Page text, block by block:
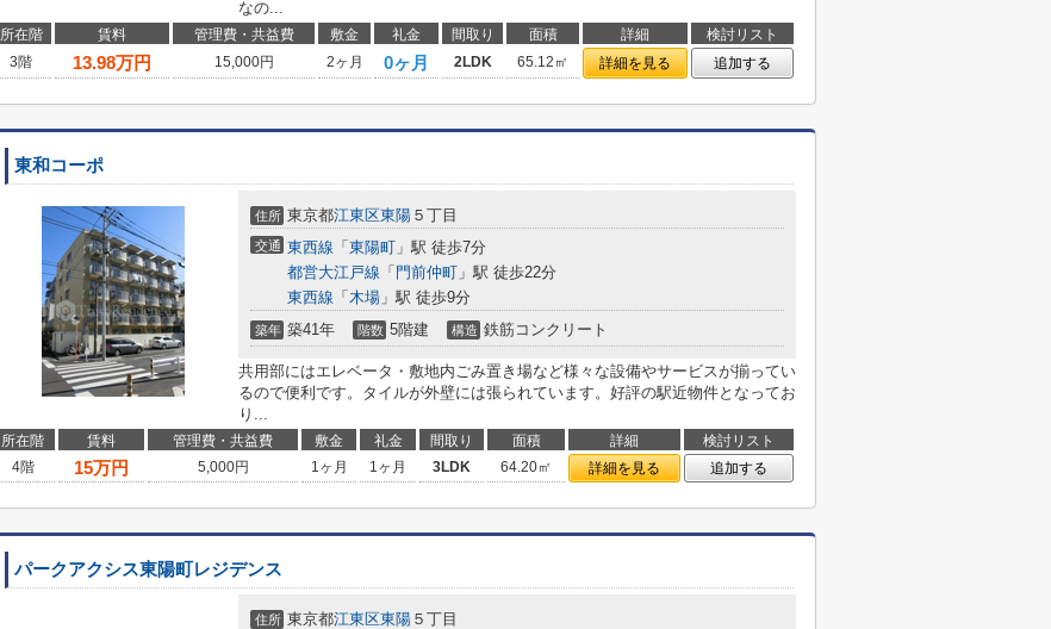
なの...
所在階 賃料 管理費・共益費 敷金 礼金 間取り 面積 詳細
検討リスト
3階
13.98万円 15,000円 2ヶ月 0ヶ月 2LDK 65.12㎡ 詳細を見る 追加する
東和コーポ
住所 東京都江東区東陽 ５丁目
交通 東西線 「 東陽町 」駅 徒歩7分
都営大江戸線 「 門前仲町 」駅 徒歩22分
東西線 「 木場 」駅 徒歩9分
築年 築41年 階数 5階建 構造 鉄筋コンクリート
共用部にはエレベータ・敷地内ごみ置き場など様々な設備やサービスが揃ってい
るので便利です。タイルが外壁には張られています。好評の駅近物件となってお
り...
所在階 賃料 管理費・共益費 敷金 礼金 間取り 面積 詳細
検討リスト
4階
15万円 5,000円 1ヶ月 1ヶ月 3LDK 64.20㎡ 詳細を見る 追加する
パークアクシス東陽町レジデンス
住所 東京都江東区東陽 ５丁目